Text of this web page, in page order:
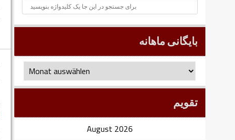
بایگانی ماهانه
بایگانی
ماهانه
تقویم
August 2026